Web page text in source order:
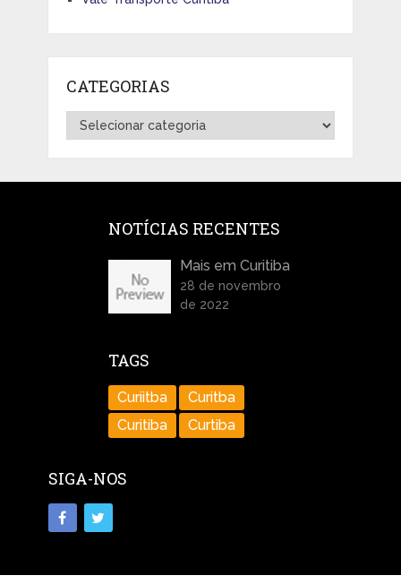
CATEGORIAS
Categorias
NOTÍCIAS RECENTES
Mais em Curitiba
28 de novembro
de 2022
TAGS
Curiitba
Curitba
Curitiba
Curtiba
SIGA-NOS